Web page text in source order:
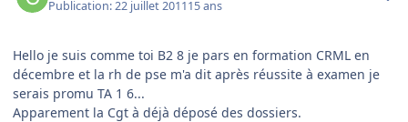
Publication:22 juillet 201115 ans
Hello je suis comme toi B2 8 je pars en formation CRML en
décembre et la rh de pse m'a dit après réussite à examen je
serais promu TA 1 6...
Apparement la Cgt à déjà déposé des dossiers.